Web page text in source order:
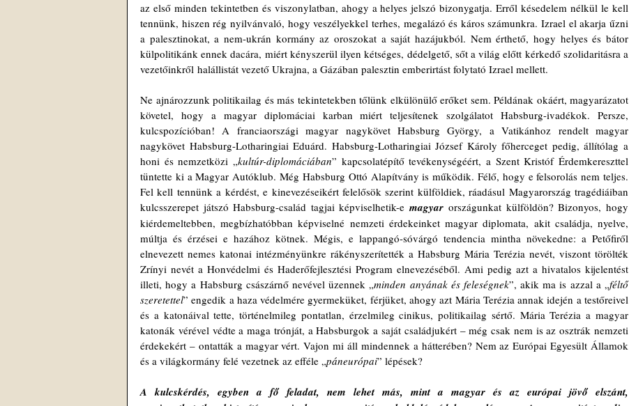
az első minden tekintetben és viszonylatban, ahogy a helyes jelszó bizonygatja. Erről késedelem nélkül le kell
tennünk, hiszen rég nyilvánvaló, hogy veszélyekkel terhes, megalázó és káros számunkra. Izrael el akarja űzni
a palesztinokat, a nem-ukrán kormány az oroszokat a saját hazájukból. Nem érthető, hogy helyes és bátor
külpolitikánk ennek dacára, miért kényszerül ilyen kétséges, dédelgető, sőt a világ előtt kérkedő szolidaritásra a
vezetőinkről halállistát vezető Ukrajna, a Gázában palesztin emberirtást folytató Izrael mellett.
Ne ajnározzunk politikailag és más tekintetekben tőlünk elkülönülő erőket sem. Példának okáért, magyarázatot
követel, hogy a magyar diplomáciai karban miért teljesítenek szolgálatot Habsburg-ivadékok. Persze,
kulcspozícióban! A franciaországi magyar nagykövet Habsburg György, a Vatikánhoz rendelt magyar
nagykövet Habsburg-Lotharingiai Eduárd. Habsburg-Lotharingiai József Károly főherceget pedig, állítólag a
honi és nemzetközi „kultúr-diplomáciában” kapcsolatépítő tevékenységéért, a Szent Kristóf Érdemkereszttel
tüntette ki a Magyar Autóklub. Még Habsburg Ottó Alapítvány is működik. Félő, hogy e felsorolás nem teljes.
Fel kell tennünk a kérdést, e kinevezéseikért felelősök szerint külföldiek, ráadásul Magyarország tragédiáiban
kulcsszerepet játszó Habsburg-család tagjai képviselhetik-e magyar országunkat külföldön? Bizonyos, hogy
kiérdemeltebben, megbízhatóbban képviselné nemzeti érdekeinket magyar diplomata, akit családja, nyelve,
múltja és érzései e hazához kötnek. Mégis, e lappangó-sóvárgó tendencia mintha növekedne: a Petőfiről
elnevezett nemes katonai intézményünkre rákényszerítették a Habsburg Mária Terézia nevét, viszont törölték
Zrínyi nevét a Honvédelmi és Haderőfejlesztési Program elnevezéséből. Ami pedig azt a hivatalos kijelentést
illeti, hogy a Habsburg császárnő nevével üzennek „minden anyának és feleségnek”, akik ma is azzal a „féltő
szeretettel” engedik a haza védelmére gyermeküket, férjüket, ahogy azt Mária Terézia annak idején a testőreivel
és a katonáival tette, történelmileg pontatlan, érzelmileg cinikus, politikailag sértő. Mária Terézia a magyar
katonák vérével védte a maga trónját, a Habsburgok a saját családjukért – még csak nem is az osztrák nemzeti
érdekekért – ontatták a magyar vért. Vajon mi áll mindennek a hátterében? Nem az Európai Egyesült Államok
és a világkormány felé vezetnek az efféle „páneurópai” lépések?
A kulcskérdés, egyben a fő feladat, nem lehet más, mint a magyar és az európai jövő elszánt,